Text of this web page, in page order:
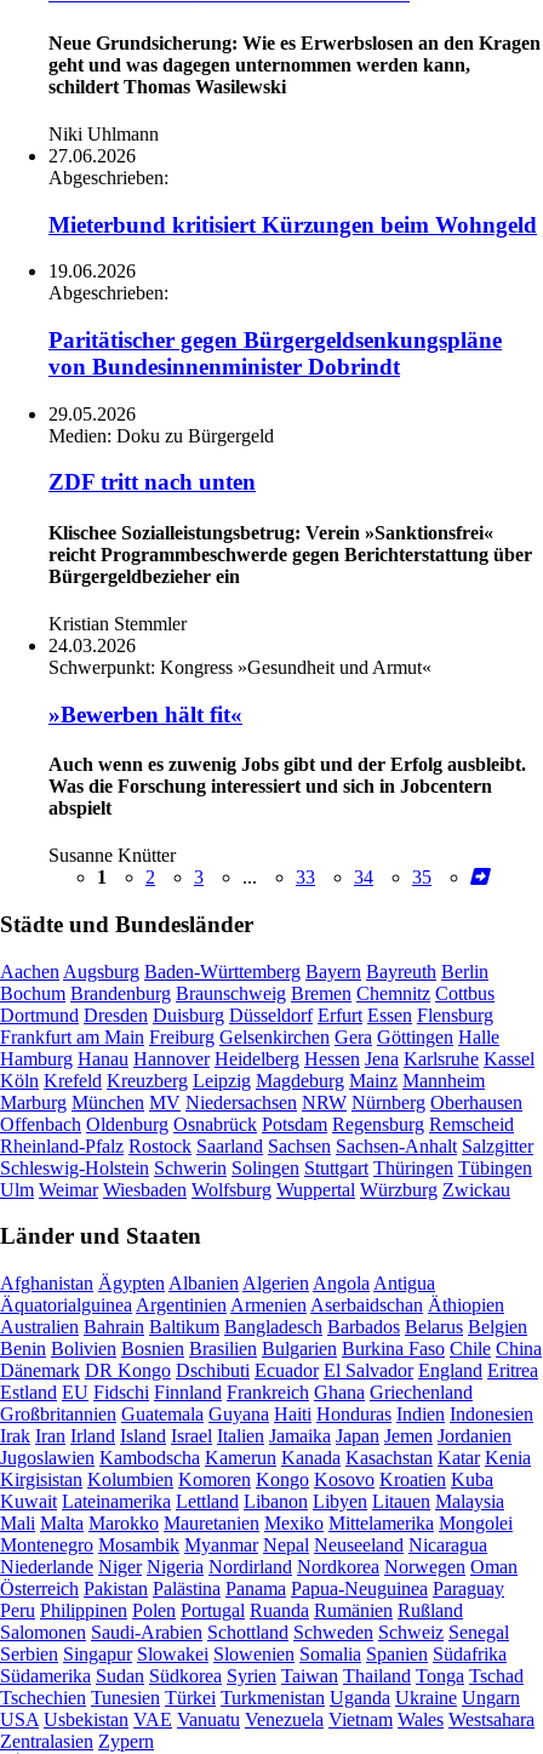
Neue Grundsicherung: Wie es Erwerbslosen an den Kragen
geht und was dagegen unternommen werden kann,
schildert Thomas Wasilewski
Niki Uhlmann
27.06.2026
Abgeschrieben:
Mieterbund kritisiert Kürzungen beim Wohngeld
19.06.2026
Abgeschrieben:
Paritätischer gegen Bürgergeldsenkungspläne
von Bundesinnenminister Dobrindt
29.05.2026
Medien: Doku zu Bürgergeld
ZDF tritt nach unten
Klischee Sozialleistungsbetrug: Verein »Sanktionsfrei«
reicht Programmbeschwerde gegen Berichterstattung über
Bürgergeldbezieher ein
Kristian Stemmler
24.03.2026
Schwerpunkt: Kongress »Gesundheit und Armut«
»Bewerben hält fit«
Auch wenn es zuwenig Jobs gibt und der Erfolg ausbleibt.
Was die Forschung interessiert und sich in Jobcentern
abspielt
Susanne Knütter
1
2 3 ... 33 34 35
Städte und Bundesländer
Aachen Augsburg Baden-Württemberg Bayern Bayreuth Berlin
Bochum Brandenburg Braunschweig Bremen Chemnitz Cottbus
Dortmund Dresden Duisburg Düsseldorf Erfurt Essen Flensburg
Frankfurt am Main Freiburg Gelsenkirchen Gera Göttingen Halle
Hamburg Hanau Hannover Heidelberg Hessen Jena Karlsruhe Kassel
Köln Krefeld Kreuzberg Leipzig Magdeburg Mainz Mannheim
Marburg München MV Niedersachsen NRW Nürnberg Oberhausen
Offenbach Oldenburg Osnabrück Potsdam Regensburg Remscheid
Rheinland-Pfalz Rostock Saarland Sachsen Sachsen-Anhalt Salzgitter
Schleswig-Holstein Schwerin Solingen Stuttgart Thüringen Tübingen
Ulm Weimar Wiesbaden Wolfsburg Wuppertal Würzburg Zwickau
Länder und Staaten
Afghanistan Ägypten Albanien Algerien Angola Antigua
Äquatorialguinea Argentinien Armenien Aserbaidschan Äthiopien
Australien Bahrain Baltikum Bangladesch Barbados Belarus Belgien
Benin Bolivien Bosnien Brasilien Bulgarien Burkina Faso Chile China
Dänemark DR Kongo Dschibuti Ecuador El Salvador England Eritrea
Estland EU Fidschi Finnland Frankreich Ghana Griechenland
Großbritannien Guatemala Guyana Haiti Honduras Indien Indonesien
Irak Iran Irland Island Israel Italien Jamaika Japan Jemen Jordanien
Jugoslawien Kambodscha Kamerun Kanada Kasachstan Katar Kenia
Kirgisistan Kolumbien Komoren Kongo Kosovo Kroatien Kuba
Kuwait Lateinamerika Lettland Libanon Libyen Litauen Malaysia
Mali Malta Marokko Mauretanien Mexiko Mittelamerika Mongolei
Montenegro Mosambik Myanmar Nepal Neuseeland Nicaragua
Niederlande Niger Nigeria Nordirland Nordkorea Norwegen Oman
Österreich Pakistan Palästina Panama Papua-Neuguinea Paraguay
Peru Philippinen Polen Portugal Ruanda Rumänien Rußland
Salomonen Saudi-Arabien Schottland Schweden Schweiz Senegal
Serbien Singapur Slowakei Slowenien Somalia Spanien Südafrika
Südamerika Sudan Südkorea Syrien Taiwan Thailand Tonga Tschad
Tschechien Tunesien Türkei Turkmenistan Uganda Ukraine Ungarn
USA Usbekistan VAE Vanuatu Venezuela Vietnam Wales Westsahara
Zentralasien Zypern